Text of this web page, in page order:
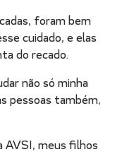
foram bem
cuidado, e elas
do recado.
não só minha
pessoas também,
AVSI, meus filhos